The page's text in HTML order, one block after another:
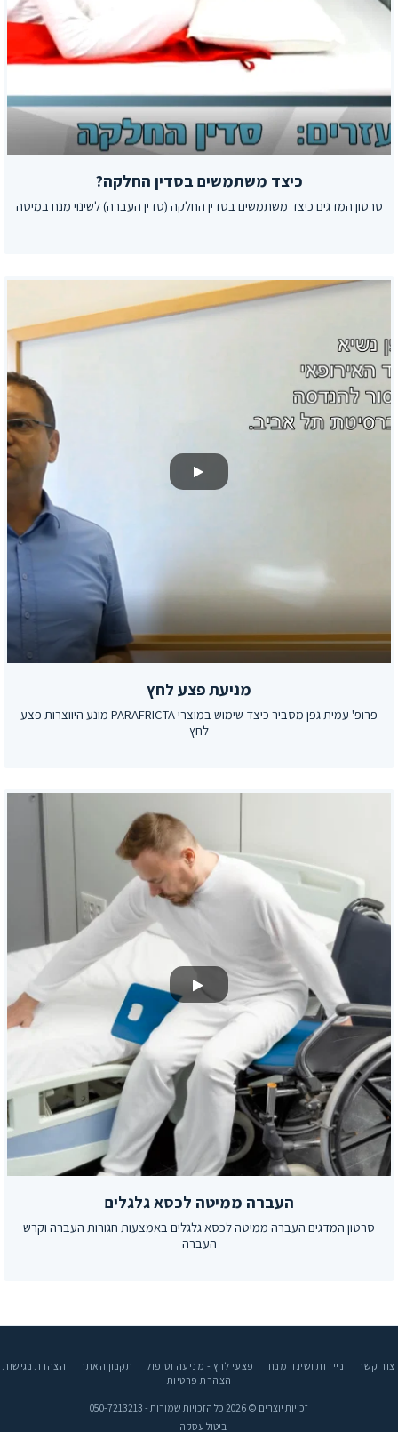
כיצד משתמשים בסדין החלקה?
סרטון המדגים כיצד משתמשים בסדין החלקה (סדין העברה) לשינוי מנח במיטה
מניעת פצע לחץ
פרופ' עמית גפן מסביר כיצד שימוש במוצרי PARAFRICTA מונע היווצרות פצע
לחץ
העברה ממיטה לכסא גלגלים
סרטון המדגים העברה ממיטה לכסא גלגלים באמצעות חגורות העברה וקרש
העברה
קשר ניידות ושינוי מנח פצעי לחץ - מניעה וטיפול תקנון האתר
הצהרת נגישות
הצהרת פרטיות
זכויות יוצרים © 2026 כל הזכויות שמורות -
050-7213213
ביטול עסקה